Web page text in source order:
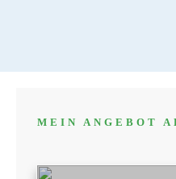
MEIN ANGEBOT